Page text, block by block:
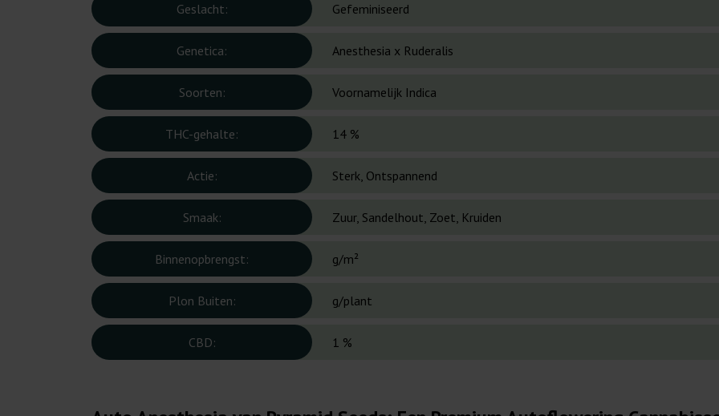
Geslacht: Gefeminiseerd
Genetica: Anesthesia x Ruderalis
Soorten: Voornamelijk Indica
THC-gehalte: 14 %
Actie: Sterk, Ontspannend
Smaak: Zuur, Sandelhout, Zoet, Kruiden
Binnenopbrengst: g/m²
Plon Buiten: g/plant
CBD: 1 %